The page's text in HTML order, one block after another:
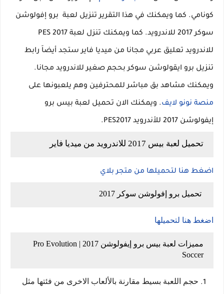
كونامي. كما ويمكنك في هذا التقرير تنزيل لعبة برو إفولوشن
سوكر 2017 للاندرويد. كما ويمكنك تنزل لعبة PES 2017
للاندرويد تعليق عربي مجانا من ميديا فاير ستجد أيضاَ رابط
تنزيل برو ايقولوشن سوكر بحجم صغير للاندرويد مجانا.
ويمكنك مشاهد بق مباشر للمحترفين وهم يلعبونها على
منصة نونو لايف. ويمكنك الان تحميل لعبة بيس برو
إيفولوشن 2017 للأندرويد PES2017.
تحميل لعبة بيس 2017 للاندرويد من ميديا فاير
اضغط هنا لتحميلها من متجر بلاي
تحميل برو إفولوشن سوكر 2017
اضغط هنا لتحميلها
مميزات لعبة بيس برو إيفولوشن 2017 | Pro Evolution
Soccer
حجم اللعبة بسيط مقارنة بالألعاب الاخرى من فئتها مثل